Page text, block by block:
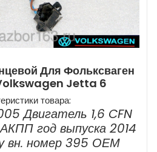
Для Фольксваген
Jetta 6
товара:
Двигатель 1,6 CFN
год выпуска 2014
вн. номер 395 ОЕМ